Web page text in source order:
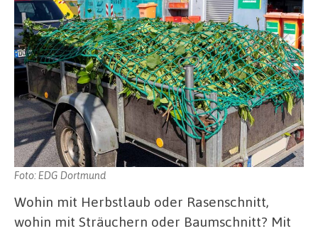
Foto: EDG Dortmund
Wohin mit Herbstlaub oder Rasenschnitt,
wohin mit Sträuchern oder Baumschnitt? Mit